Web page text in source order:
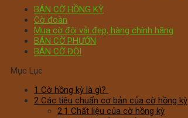
BÁN CỜ HỒNG KỲ
Cờ đoàn
Mua cờ đội vải đẹp, hàng chính hãng
BÁN CỜ PHƯỚN
BÁN CỜ ĐỘI
Mục Lục
1 Cờ hồng kỳ là gì?
2 Các tiêu chuẩn cơ bản của cờ hồng kỳ
2.1 Chất liệu của cờ hồng kỳ